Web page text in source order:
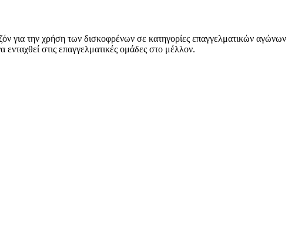
για την χρήση των δισκοφρένων σε κατηγορίες επαγγελματικών αγώνων
στις επαγγελματικές ομάδες στο μέλλον.